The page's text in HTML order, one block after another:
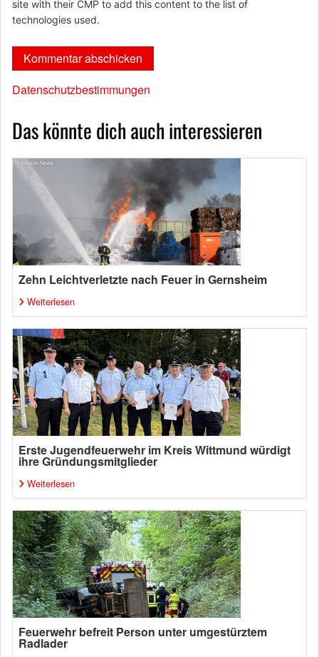
site with their CMP to add this content to the list of
technologies used.
Datenschutzbestimmungen
Das könnte dich auch interessieren
Zehn Leichtverletzte nach Feuer in Gernsheim
Weiterlesen
Erste Jugendfeuerwehr im Kreis Wittmund würdigt
ihre Gründungsmitglieder
Weiterlesen
Feuerwehr befreit Person unter umgestürztem
Radlader